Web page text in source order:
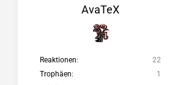
AvaTeX
Reaktionen
22
Trophäen
1